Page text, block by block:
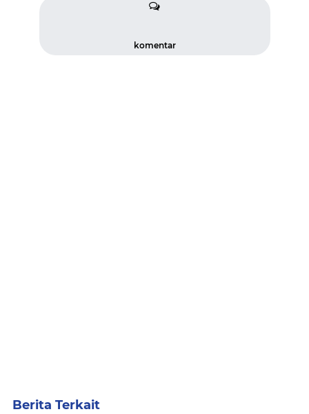
komentar
Berita Terkait